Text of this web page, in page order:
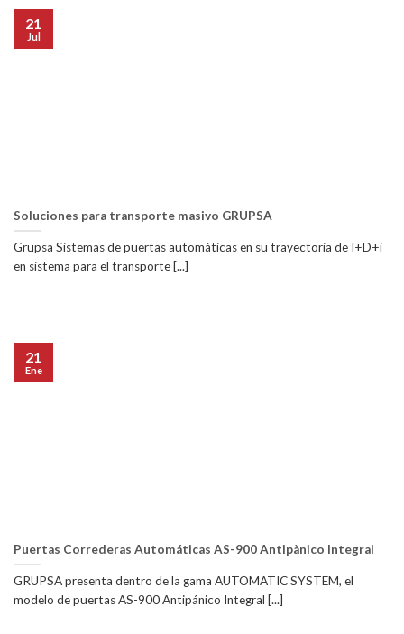
Soluciones para transporte masivo GRUPSA
Grupsa Sistemas de puertas automáticas en su trayectoria de I+D+i
en sistema para el transporte [...]
21
Jul
Puertas Correderas Automáticas AS-900 Antipànico Integral
GRUPSA presenta dentro de la gama AUTOMATIC SYSTEM, el
modelo de puertas AS-900 Antipánico Integral [...]
21
Ene